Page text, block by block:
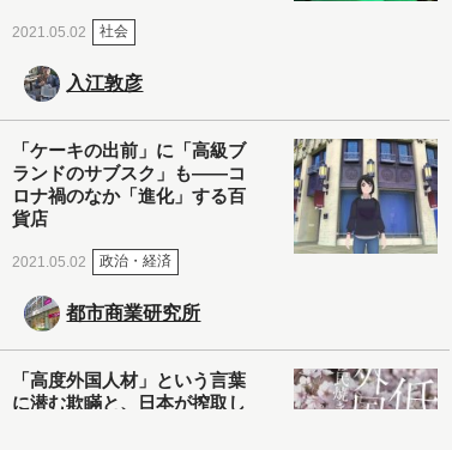
2021.05.02 社会
入江敦彦
「ケーキの出前」に「高級ブ
ランドのサブスク」も――コ
ロナ禍のなか「進化」する百
貨店
2021.05.02 政治・経済
都市商業研究所
「高度外国人材」という言葉
に潜む欺瞞と、日本が搾取し